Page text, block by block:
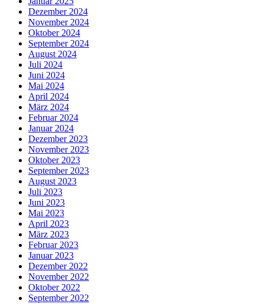
Dezember 2024
November 2024
Oktober 2024
September 2024
August 2024
Juli 2024
Juni 2024
Mai 2024
April 2024
März 2024
Februar 2024
Januar 2024
Dezember 2023
November 2023
Oktober 2023
September 2023
August 2023
Juli 2023
Juni 2023
Mai 2023
April 2023
März 2023
Februar 2023
Januar 2023
Dezember 2022
November 2022
Oktober 2022
September 2022